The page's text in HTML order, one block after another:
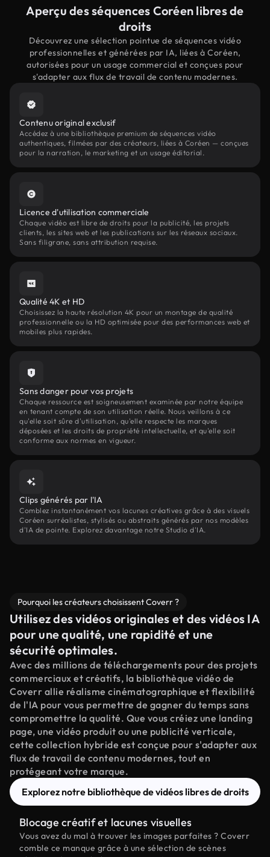
Aperçu des séquences Coréen libres de
droits
Découvrez une sélection pointue de séquences vidéo
professionnelles et générées par IA, liées à Coréen,
autorisées pour un usage commercial et conçues pour
s'adapter aux flux de travail de contenu modernes.
Contenu original exclusif
Accédez à une bibliothèque premium de séquences vidéo
authentiques, filmées par des créateurs, liées à Coréen — conçues
pour la narration, le marketing et un usage éditorial.
Licence d'utilisation commerciale
Chaque vidéo est libre de droits pour la publicité, les projets
clients, les sites web et les publications sur les réseaux sociaux.
Sans filigrane, sans attribution requise.
Qualité 4K et HD
Choisissez la haute résolution 4K pour un montage de qualité
professionnelle ou la HD optimisée pour des performances web et
mobiles plus rapides.
Sans danger pour vos projets
Chaque ressource est soigneusement examinée par notre équipe
en tenant compte de son utilisation réelle. Nous veillons à ce
qu'elle soit sûre d'utilisation, qu'elle respecte les marques
déposées et les droits de propriété intellectuelle, et qu'elle soit
conforme aux normes en vigueur.
Clips générés par l'IA
Comblez instantanément vos lacunes créatives grâce à des visuels
Coréen surréalistes, stylisés ou abstraits générés par nos modèles
d'IA de pointe. Explorez davantage notre Studio d'IA.
Pourquoi les créateurs choisissent Coverr ?
Utilisez des vidéos originales et des vidéos IA
pour une qualité, une rapidité et une
sécurité optimales.
Avec des millions de téléchargements pour des projets
commerciaux et créatifs, la bibliothèque vidéo de
Coverr allie réalisme cinématographique et flexibilité
de l'IA pour vous permettre de gagner du temps sans
compromettre la qualité. Que vous créiez une landing
page, une vidéo produit ou une publicité verticale,
cette collection hybride est conçue pour s'adapter aux
flux de travail de contenu modernes, tout en
protégeant votre marque.
Explorez notre bibliothèque de vidéos libres de droits
Blocage créatif et lacunes visuelles
Vous avez du mal à trouver les images parfaites ? Coverr
comble ce manque grâce à une sélection de scènes